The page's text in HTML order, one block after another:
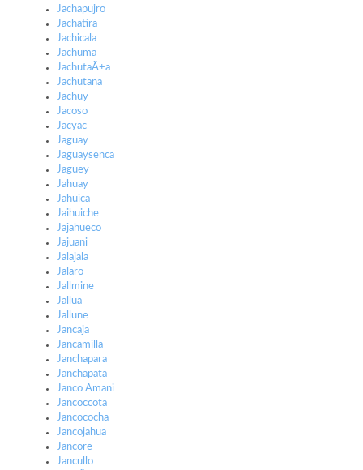
Jachapujro
Jachatira
Jachicala
Jachuma
JachutaÃ±a
Jachutana
Jachuy
Jacoso
Jacyac
Jaguay
Jaguaysenca
Jaguey
Jahuay
Jahuica
Jaihuiche
Jajahueco
Jajuani
Jalajala
Jalaro
Jallmine
Jallua
Jallune
Jancaja
Jancamilla
Janchapara
Janchapata
Janco Amani
Jancoccota
Jancococha
Jancojahua
Jancore
Jancullo